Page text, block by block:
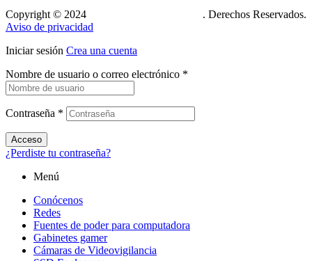
Copyright © 2024
. Derechos Reservados.
Aviso de privacidad
Iniciar sesión Crea una cuenta
Nombre de usuario o correo electrónico *
Contraseña *
Acceso
¿Perdiste tu contraseña?
Menú
Conócenos
Redes
Fuentes de poder para computadora
Gabinetes gamer
Cámaras de Videovigilancia